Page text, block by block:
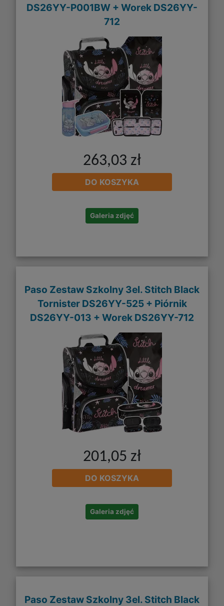
DS26YY-P001BW + Worek DS26YY-
712
263,03 zł
DO KOSZYKA
Galeria zdjęć
Paso Zestaw Szkolny 3el. Stitch Black
Tornister DS26YY-525 + Piórnik
DS26YY-013 + Worek DS26YY-712
201,05 zł
DO KOSZYKA
Galeria zdjęć
Paso Zestaw Szkolny 3el. Stitch Black